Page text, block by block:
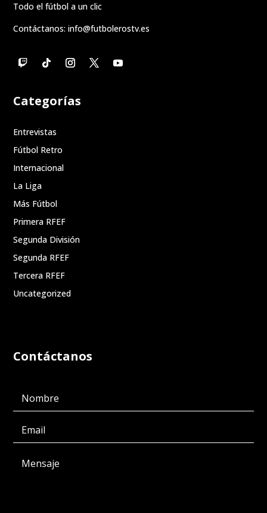
Todo el fútbol a un clic
Contáctanos:info@futbolerostv.es
Categorías
Entrevistas
Fútbol Retro
Internacional
La Liga
Más Fútbol
Primera RFEF
Segunda División
Segunda RFEF
Tercera RFEF
Uncategorized
Contáctanos